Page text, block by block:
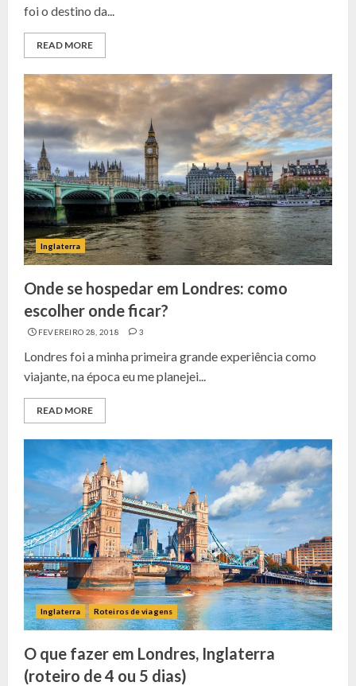
foi o destino da...
READ MORE
Inglaterra
Onde se hospedar em Londres: como
escolher onde ficar?
FEVEREIRO 28, 2018 3
Londres foi a minha primeira grande experiência como
viajante, na época eu me planejei...
READ MORE
Inglaterra Roteiros de viagens
O que fazer em Londres, Inglaterra
(roteiro de 4 ou 5 dias)